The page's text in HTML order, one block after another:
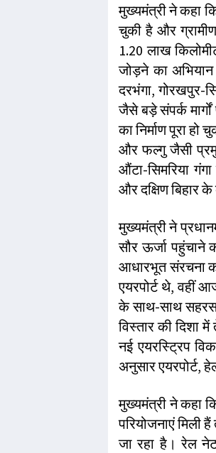
मुख्यमंत्री ने कहा
चुकी है और
1.20 लाख
जोड़ने का अभियान
दरभंगा, गोरखपुर-
जैसे बड़े संपर्क
का निर्माण पूरा
और फल्गु जैसी
औंटा-सिमरिया
और दक्षिण बिहार
मुख्यमंत्री ने
सौर ऊर्जा पहुंचाने
आधारभूत संरचना
एयरपोर्ट थे, वहीं
के साथ-साथ
विस्तार की दिशा
नई एयरस्ट्रिप
अनुसार एयरपोर्ट,
मुख्यमंत्री ने कहा
परियोजनाएं मिली
जा रहा है। रेल